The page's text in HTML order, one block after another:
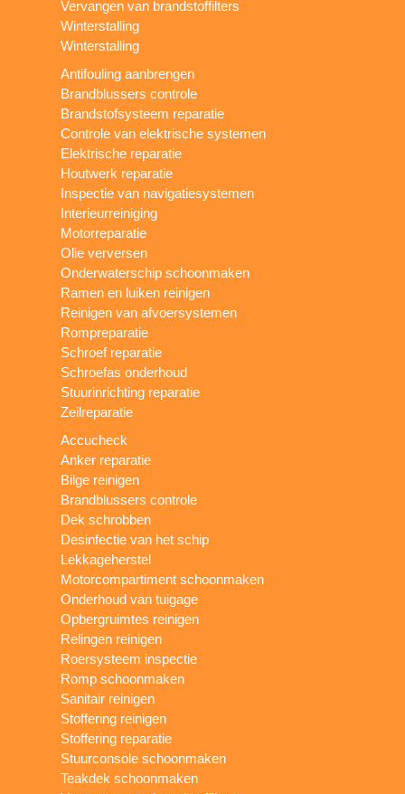
Vervangen van brandstoffilters
Winterstalling
Winterstalling
Antifouling aanbrengen
Brandblussers controle
Brandstofsysteem reparatie
Controle van elektrische systemen
Elektrische reparatie
Houtwerk reparatie
Inspectie van navigatiesystemen
Interieurreiniging
Motorreparatie
Olie verversen
Onderwaterschip schoonmaken
Ramen en luiken reinigen
Reinigen van afvoersystemen
Rompreparatie
Schroef reparatie
Schroefas onderhoud
Stuurinrichting reparatie
Zeilreparatie
Accucheck
Anker reparatie
Bilge reinigen
Brandblussers controle
Dek schrobben
Desinfectie van het schip
Lekkageherstel
Motorcompartiment schoonmaken
Onderhoud van tuigage
Opbergruimtes reinigen
Relingen reinigen
Roersysteem inspectie
Romp schoonmaken
Sanitair reinigen
Stoffering reinigen
Stoffering reparatie
Stuurconsole schoonmaken
Teakdek schoonmaken